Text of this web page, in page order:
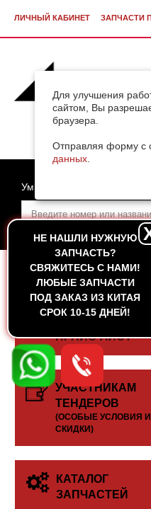
Для улучшения
сайтом, Вы
браузера.
Отправляя форму с
данных
ЛИЧНЫЙ КАБИНЕТ ЗАПЧАСТИ
НЕ НАШЛИ НУЖНУЮ
ЗАПЧАСТЬ?
CВЯЖИТЕСЬ С НАМИ!
ЛЮБЫЕ ЗАПЧАСТИ
ПОД ЗАКАЗ ИЗ КИТАЯ
СРОК 10-15 ДНЕЙ!
Умный поиск
ГЛАВНАЯ — КАТАЛОГ
СКАЧАТЬ
ПРАЙС-ЛИСТ
УЧАСТНИКАМ
ТЕНДЕРОВ
(ОСОБЫЕ УСЛОВИЯ И
СКИДКИ)
КАТАЛОГ
ЗАПЧАСТЕЙ